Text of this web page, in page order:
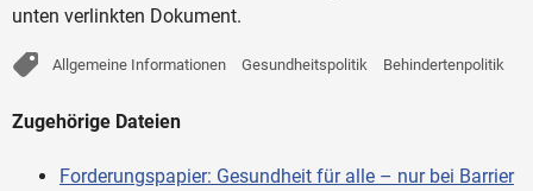
unten verlinkten Dokument.
Allgemeine Informationen Gesundheitspolitik Behindertenpolitik
Zugehörige Dateien
Forderungspapier: Gesundheit für alle – nur bei Barrier